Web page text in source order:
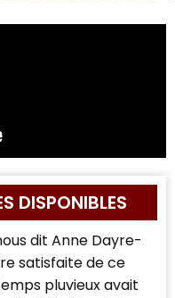
DISPONIBLES
dit Anne Dayre-
satisfaite de ce
pluvieux avait